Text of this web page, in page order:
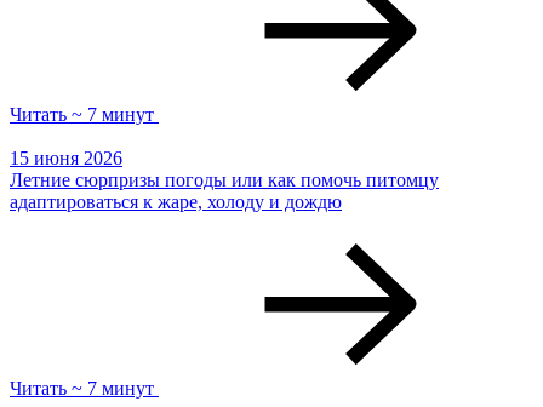
Читать ~ 7 минут
15 июня 2026
Летние сюрпризы погоды или как помочь питомцу
адаптироваться к жаре, холоду и дождю
Читать ~ 7 минут